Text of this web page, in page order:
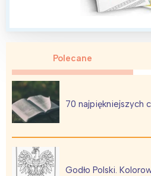
Polecane
70 najpiękniejszych
Godło Polski.